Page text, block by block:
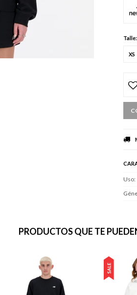
Talle:
XS
Uso
PRODUCTOS QUE TE